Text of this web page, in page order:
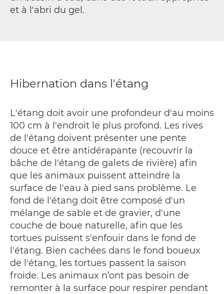
et à l'abri du gel.
Hibernation dans l'étang
L'étang doit avoir une profondeur d'au moins
100 cm à l'endroit le plus profond. Les rives
de l'étang doivent présenter une pente
douce et être antidérapante (recouvrir la
bâche de l'étang de galets de rivière) afin
que les animaux puissent atteindre la
surface de l'eau à pied sans problème. Le
fond de l'étang doit être composé d'un
mélange de sable et de gravier, d'une
couche de boue naturelle, afin que les
tortues puissent s'enfouir dans le fond de
l'étang. Bien cachées dans le fond boueux
de l'étang, les tortues passent la saison
froide. Les animaux n’ont pas besoin de
remonter à la surface pour respirer pendant